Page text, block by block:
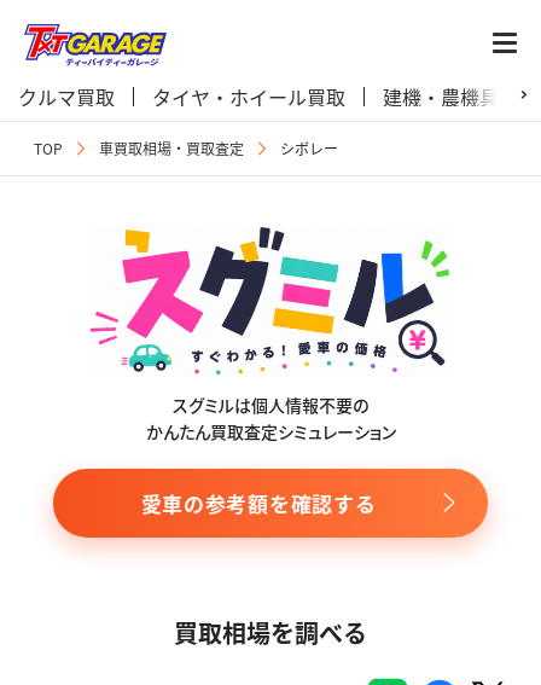
クルマ買取 タイヤ・ホイール買取 建機・農機具買取
TOP 車買取相場・買取査定 シボレー
スグミルは個人情報不要の
かんたん買取査定シミュレーション
愛車の参考額を確認する
買取相場を調べる